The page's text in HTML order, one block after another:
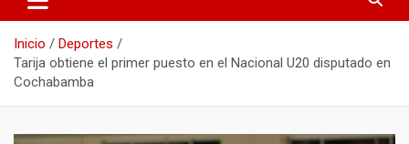
Inicio
Deportes
Tarija obtiene el primer puesto en el Nacional U20 disputado en
Cochabamba